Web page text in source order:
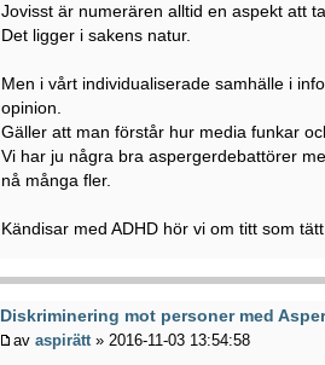
Jovisst är numerären alltid en aspekt att
Det ligger i sakens natur.
Men i vårt individualiserade samhälle i
opinion.
Gäller att man förstår hur media funkar
Vi har ju några bra aspergerdebattörer
nå många fler.
Kändisar med ADHD hör vi om titt som
Diskriminering mot personer med
avaspirätt » 2016-11-03 13:54:58